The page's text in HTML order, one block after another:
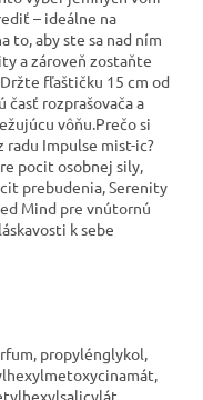
– ideálne na
to, aby ste sa nad ním
a zároveň zostaňte
Držte fľaštičku 15 cm od
rozprašovača a
vôňu.Prečo si
Impulse mist-ic?
pocit osobnej sily,
prebudenia, Serenity
Mind pre vnútornú
k sebe
propylénglykol,